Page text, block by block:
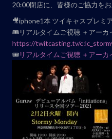
20:00閉店に、皆様のご協力をお
🎥iphone1本 ツイキャスプレミ
🎟リアルタイムご視聴 ＋アー
https://twitcasting.tv/
🎟リアルタイムご視聴 ＋アー